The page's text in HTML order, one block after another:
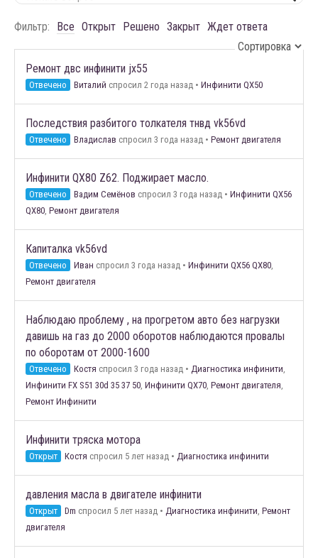
Фильтр: Все Открыт Решено Закрыт Ждет ответа
Ремонт двс инфинити jx55
Отвечено Виталий спросил 2 года назад • Инфинити QX50
Последствия разбитого толкателя тнвд vk56vd
Отвечено Владислав спросил 3 года назад • Ремонт двигателя
Инфинити QX80 Z62. Поджирает масло.
Отвечено Вадим Семёнов спросил 3 года назад • Инфинити QX56
QX80, Ремонт двигателя
Капиталка vk56vd
Отвечено Иван спросил 3 года назад • Инфинити QX56 QX80,
Ремонт двигателя
Наблюдаю проблему , на прогретом авто без нагрузки
давишь на газ до 2000 оборотов наблюдаются провалы
по оборотам от 2000-1600
Отвечено Костя спросил 3 года назад • Диагностика инфинити,
Инфинити FX S51 30d 35 37 50, Инфинити QX70, Ремонт двигателя,
Ремонт Инфинити
Инфинити тряска мотора
Открыт Костя спросил 5 лет назад • Диагностика инфинити
давления масла в двигателе инфинити
Открыт Dm спросил 5 лет назад • Диагностика инфинити, Ремонт
двигателя